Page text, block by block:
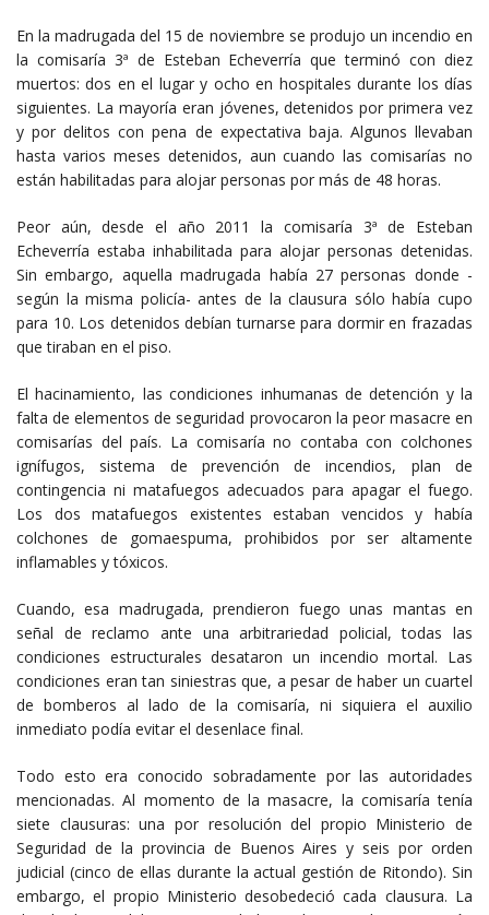
En la madrugada del 15 de noviembre se produjo un incendio en
la comisaría 3ª de Esteban Echeverría que terminó con diez
muertos: dos en el lugar y ocho en hospitales durante los días
siguientes. La mayoría eran jóvenes, detenidos por primera vez
y por delitos con pena de expectativa baja. Algunos llevaban
hasta varios meses detenidos, aun cuando las comisarías no
están habilitadas para alojar personas por más de 48 horas.
Peor aún, desde el año 2011 la comisaría 3ª de Esteban
Echeverría estaba inhabilitada para alojar personas detenidas.
Sin embargo, aquella madrugada había 27 personas donde -
según la misma policía- antes de la clausura sólo había cupo
para 10. Los detenidos debían turnarse para dormir en frazadas
que tiraban en el piso.
El hacinamiento, las condiciones inhumanas de detención y la
falta de elementos de seguridad provocaron la peor masacre en
comisarías del país. La comisaría no contaba con colchones
ignífugos, sistema de prevención de incendios, plan de
contingencia ni matafuegos adecuados para apagar el fuego.
Los dos matafuegos existentes estaban vencidos y había
colchones de gomaespuma, prohibidos por ser altamente
inflamables y tóxicos.
Cuando, esa madrugada, prendieron fuego unas mantas en
señal de reclamo ante una arbitrariedad policial, todas las
condiciones estructurales desataron un incendio mortal. Las
condiciones eran tan siniestras que, a pesar de haber un cuartel
de bomberos al lado de la comisaría, ni siquiera el auxilio
inmediato podía evitar el desenlace final.
Todo esto era conocido sobradamente por las autoridades
mencionadas. Al momento de la masacre, la comisaría tenía
siete clausuras: una por resolución del propio Ministerio de
Seguridad de la provincia de Buenos Aires y seis por orden
judicial (cinco de ellas durante la actual gestión de Ritondo). Sin
embargo, el propio Ministerio desobedeció cada clausura. La